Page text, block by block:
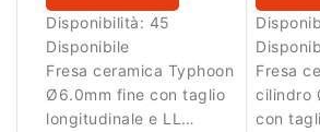
Disponibilità: 45
Disponibile
Fresa ceramica Typhoon
Ø6.0mm fine con taglio
longitudinale e LL
Fresa
cilindro
con